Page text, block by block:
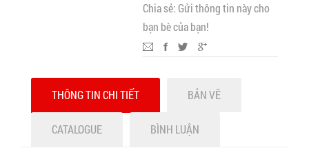
Chia sẻ: Gửi thông tin này cho
bạn bè của bạn!
THÔNG TIN CHI TIẾT BẢN VẼ
CATALOGUE BÌNH LUẬN